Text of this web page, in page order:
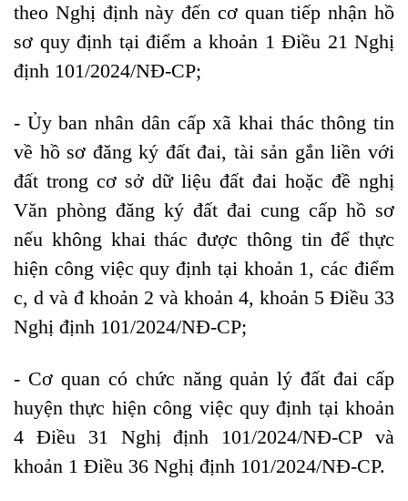
theo Nghị định này đến cơ quan tiếp nhận hồ
sơ quy định tại điểm a khoản 1 Điều 21 Nghị
định 101/2024/NĐ-CP;
- Ủy ban nhân dân cấp xã khai thác thông tin
về hồ sơ đăng ký đất đai, tài sản gắn liền với
đất trong cơ sở dữ liệu đất đai hoặc đề nghị
Văn phòng đăng ký đất đai cung cấp hồ sơ
nếu không khai thác được thông tin để thực
hiện công việc quy định tại khoản 1, các điểm
c, d và đ khoản 2 và khoản 4, khoản 5 Điều 33
Nghị định 101/2024/NĐ-CP;
- Cơ quan có chức năng quản lý đất đai cấp
huyện thực hiện công việc quy định tại khoản
4 Điều 31 Nghị định 101/2024/NĐ-CP và
khoản 1 Điều 36 Nghị định 101/2024/NĐ-CP.